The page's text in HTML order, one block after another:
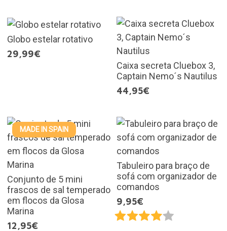
Globo estelar rotativo
29,99€
Caixa secreta Cluebox 3,
Captain Nemo´s Nautilus
44,95€
MADE IN SPAIN
Conjunto de 5 mini
frascos de sal temperado
em flocos da Glosa
Marina
12,95€
Tabuleiro para braço de
sofá com organizador de
comandos
9,95€